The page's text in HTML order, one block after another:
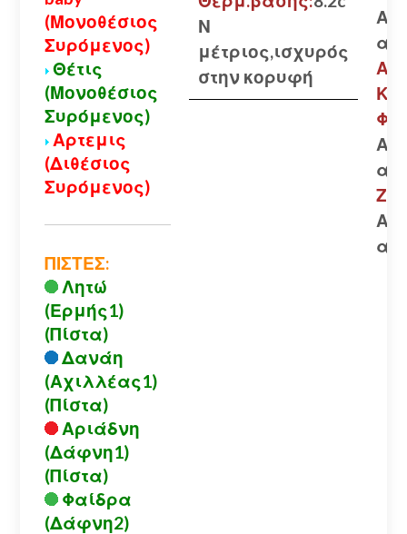
(Μονοθέσιος
Συρόμενος)
Θέτις
(Μονοθέσιος
Συρόμενος)
Αρτεμις
(Διθέσιος
Συρόμενος)
ΠΙΣΤΕΣ:
Λητώ
(Ερμής1)
(Πίστα)
Δανάη
(Αχιλλέας1)
(Πίστα)
Αριάδνη
(Δάφνη1)
(Πίστα)
Φαίδρα
(Δάφνη2)
Ν
μέτριος,ισχυρός
στην κορυφή